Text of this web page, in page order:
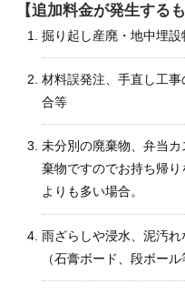
【追加料金が発生するも
掘り起し産廃・地中埋
材料誤発注、手直し工
合等
未分別の廃棄物、弁当
棄物ですのでお持ち帰
よりも多い場合。
雨ざらしや浸水、泥汚
（石膏ボード、段ボール